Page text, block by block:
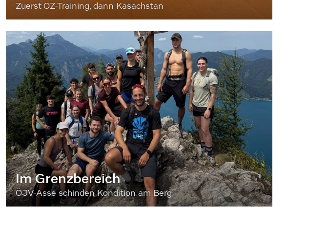
Zuerst OZ-Training, dann Kasachstan
Im Grenzbereich
ÖJV-Asse schinden Kondition am Berg